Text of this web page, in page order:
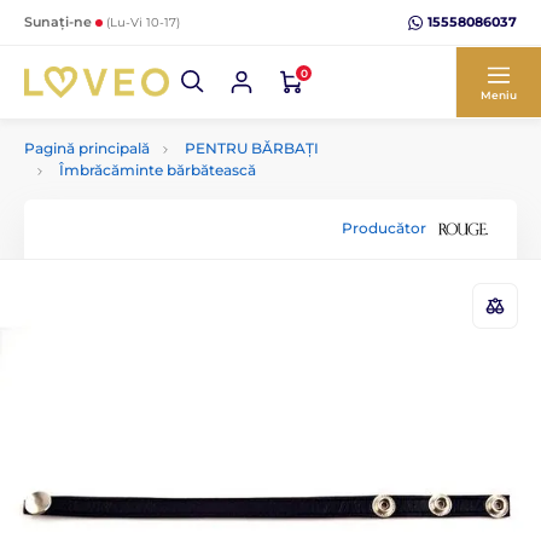
Sunați-ne (Lu-Vi 10-17) 15558086037
0
Meniu
Pagină principală
PENTRU BĂRBAȚI
Îmbrăcăminte bărbătească
Producător